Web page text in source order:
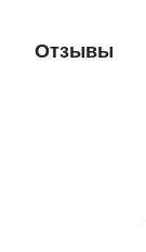
Отзывы